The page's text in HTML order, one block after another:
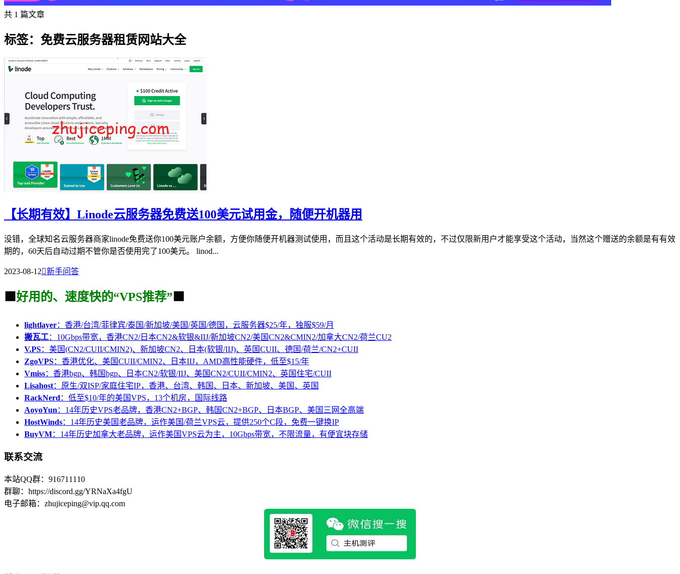
共 1 篇文章
标签：免费云服务器租赁网站大全
【长期有效】Linode云服务器免费送100美元试用金，随便开机器用
没错，全球知名云服务器商家linode免费送你100美元账户余额，方便你随便开机器测试使用，而且这个活动是长期有效的，不过仅限新用户才能享受这个活动，当然这个赠送的余额是有有效
期的，60天后自动过期不管你是否使用完了100美元。 linod...
2023-08-12新手问答
🟩 好用的、速度快的“VPS推荐” 🟩
lightlayer：香港/台湾/菲律宾/泰国/新加坡/美国/英国/德国，云服务器$25/年，独服$59/月
搬瓦工：10Gbps带宽，香港CN2/日本CN2&软银&IIJ/新加坡CN2/美国CN2&CMIN2/加拿大CN2/荷兰CU2
V.PS：美国(CN2/CUII/CMIN2)、新加坡CN2、日本(软银/IIJ)、英国CUII、德国/荷兰/CN2+CUII
ZgoVPS：香港优化、美国CUII/CMIN2、日本IIJ，AMD高性能硬件，低至$15/年
Vmiss：香港bgp、韩国bgp、日本CN2/软银/IIJ、美国CN2/CUII/CMIN2、英国住宅/CUII
Lisahost：原生/双ISP/家庭住宅IP，香港、台湾、韩国、日本、新加坡、美国、英国
RackNerd：低至$10/年的美国VPS，13个机房，国际线路
AoyoYun：14年历史VPS老品牌，香港CN2+BGP、韩国CN2+BGP、日本BGP、美国三网全高端
HostWinds：14年历史美国老品牌，运作美国/荷兰VPS云，提供250个C段，免费一键换IP
BuyVM：14年历史加拿大老品牌，运作美国VPS云为主，10Gbps带宽，不限流量，有便宜块存储
联系交流
本站QQ群：916711110
群聊：https://discord.gg/YRNaXa4fgU
电子邮箱：zhujiceping@vip.qq.com